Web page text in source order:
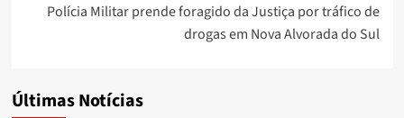
Polícia Militar prende foragido da Justiça por tráfico de
drogas em Nova Alvorada do Sul
Últimas Notícias